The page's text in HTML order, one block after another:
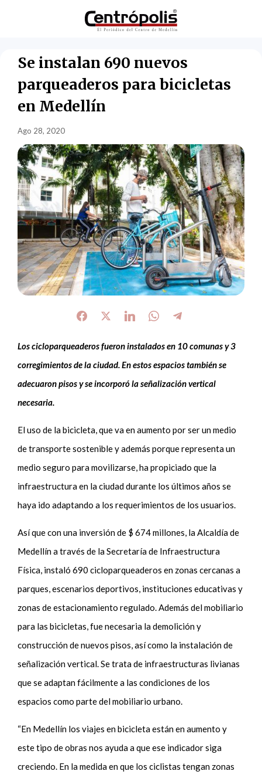
Se instalan 690 nuevos
parqueaderos para bicicletas
en Medellín
Ago 28, 2020
Los cicloparqueaderos fueron instalados en 10 comunas y 3
corregimientos de la ciudad. En estos espacios también se
adecuaron pisos y se incorporó la señalización vertical
necesaria.
El uso de la bicicleta, que va en aumento por ser un medio
de transporte sostenible y además porque representa un
medio seguro para movilizarse, ha propiciado que la
infraestructura en la ciudad durante los últimos años se
haya ido adaptando a los requerimientos de los usuarios.
Así que con una inversión de $ 674 millones, la Alcaldía de
Medellín a través de la Secretaría de Infraestructura
Física, instaló 690 cicloparqueaderos en zonas cercanas a
parques, escenarios deportivos, instituciones educativas y
zonas de estacionamiento regulado. Además del mobiliario
para las bicicletas, fue necesaria la demolición y
construcción de nuevos pisos, así como la instalación de
señalización vertical. Se trata de infraestructuras livianas
que se adaptan fácilmente a las condiciones de los
espacios como parte del mobiliario urbano.
“En Medellín los viajes en bicicleta están en aumento y
este tipo de obras nos ayuda a que ese indicador siga
creciendo. En la medida en que los ciclistas tengan zonas